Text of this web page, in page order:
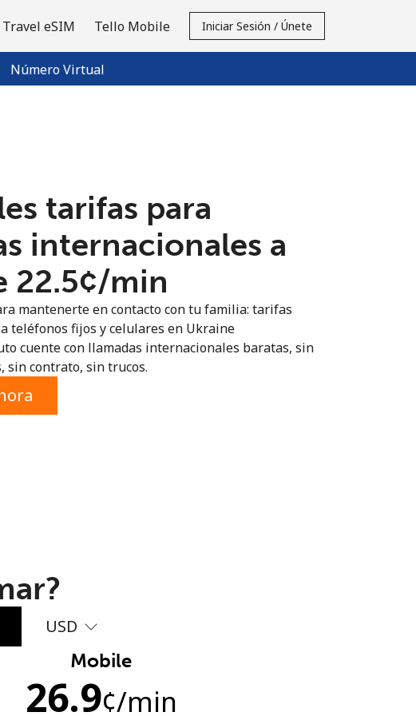
Número Virtual
Travel eSIM Tello Mobile Iniciar Sesión / Únete
tarifas para
internacionales a
⁦22.5¢⁩/min
mantenerte en contacto con tu familia: tarifas
teléfonos fijos y celulares en Ukraine
cuente con llamadas internacionales baratas, sin
sin contrato, sin trucos.
USD
Mobile
26.9¢/min